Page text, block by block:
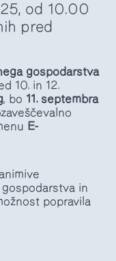
od 10.00
pred
gospodarstva
10. in 12.
, bo 11. septembra
E-
in
popravila